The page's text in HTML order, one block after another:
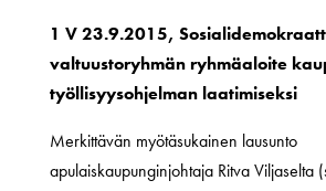
1 V 23.9.2015,
valtuustoryhmän ryhmäaloite
työllisyysohjelman laatimiseksi
Merkittävän myötäsukainen lausunto
apulaiskaupunginjohtaja Ritva Viljaselta